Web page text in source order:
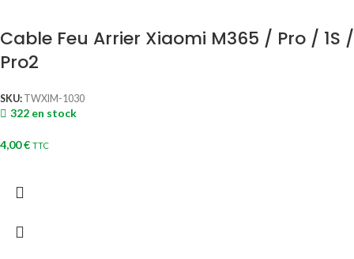
Cable Feu Arrier Xiaomi M365 / Pro / 1S /
Pro2
SKU: TWXIM-1030
322 en stock
4,00€ TTC